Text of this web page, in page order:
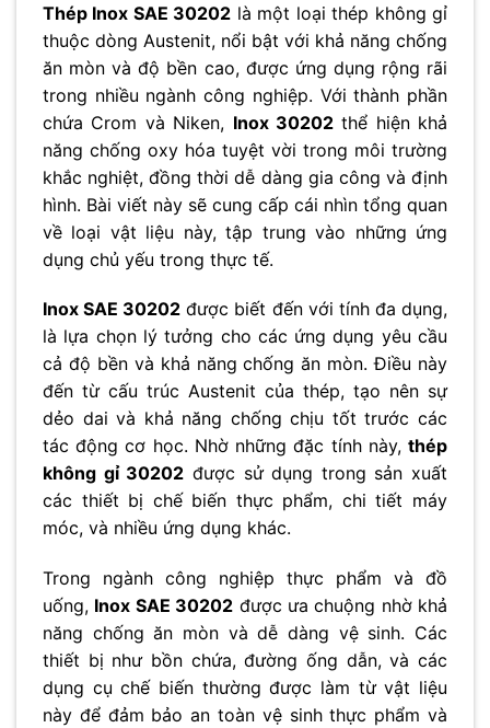
Thép Inox SAE 30202 là một loại thép không gỉ
thuộc dòng Austenit, nổi bật với khả năng chống
ăn mòn và độ bền cao, được ứng dụng rộng rãi
trong nhiều ngành công nghiệp. Với thành phần
chứa Crom và Niken, Inox 30202thể hiện khả
năng chống oxy hóa tuyệt vời trong môi trường
khắc nghiệt, đồng thời dễ dàng gia công và định
hình. Bài viết này sẽ cung cấp cái nhìn tổng quan
về loại vật liệu này, tập trung vào những ứng
dụng chủ yếu trong thực tế.
Inox SAE 30202 được biết đến với tính đa dụng,
là lựa chọn lý tưởng cho các ứng dụng yêu cầu
cả độ bền và khả năng chống ăn mòn. Điều này
đến từ cấu trúc Austenit của thép, tạo nên sự
dẻo dai và khả năng chống chịu tốt trước các
tác động cơ học. Nhờ những đặc tính này, thép
không gỉ 30202 được sử dụng trong sản xuất
các thiết bị chế biến thực phẩm, chi tiết máy
móc, và nhiều ứng dụng khác.
Trong ngành công nghiệp thực phẩm và đồ
uống, Inox SAE 30202 được ưa chuộng nhờ khả
năng chống ăn mòn và dễ dàng vệ sinh. Các
thiết bị như bồn chứa, đường ống dẫn, và các
dụng cụ chế biến thường được làm từ vật liệu
này để đảm bảo an toàn vệ sinh thực phẩm và